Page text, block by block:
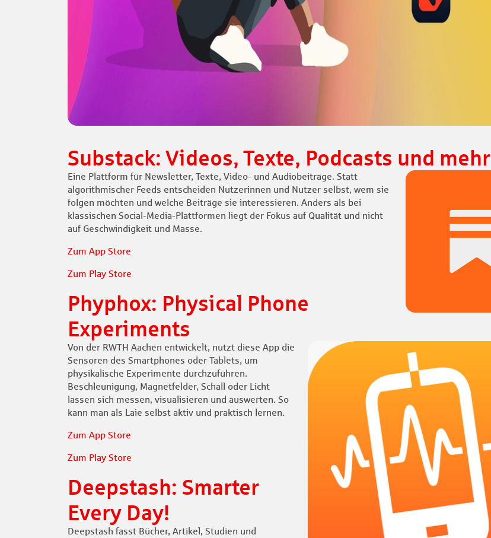
Substack: Videos, Texte, Podcasts und mehr
Eine Plattform für Newsletter, Texte, Video- und Audiobeiträge. Statt
algorithmischer Feeds entscheiden Nutzerinnen und Nutzer selbst, wem sie
folgen möchten und welche Beiträge sie interessieren. Anders als bei
klassischen Social-Media-Plattformen liegt der Fokus auf Qualität und nicht
auf Geschwindigkeit und Masse.
Zum App Store
Zum Play Store
Phyphox: Physical Phone
Experiments
Von der RWTH Aachen entwickelt, nutzt diese App die
Sensoren des Smartphones oder Tablets, um
physikalische Experimente durchzuführen.
Beschleunigung, Magnetfelder, Schall oder Licht
lassen sich messen, visualisieren und auswerten. So
kann man als Laie selbst aktiv und praktisch lernen.
Zum App Store
Zum Play Store
Deepstash: Smarter
Every Day!
Deepstash fasst Bücher, Artikel, Studien und